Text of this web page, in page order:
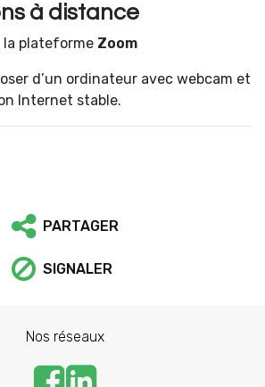
à distance
la plateforme Zoom
d’un ordinateur avec webcam et
Internet stable.
PARTAGER
SIGNALER
Nos réseaux